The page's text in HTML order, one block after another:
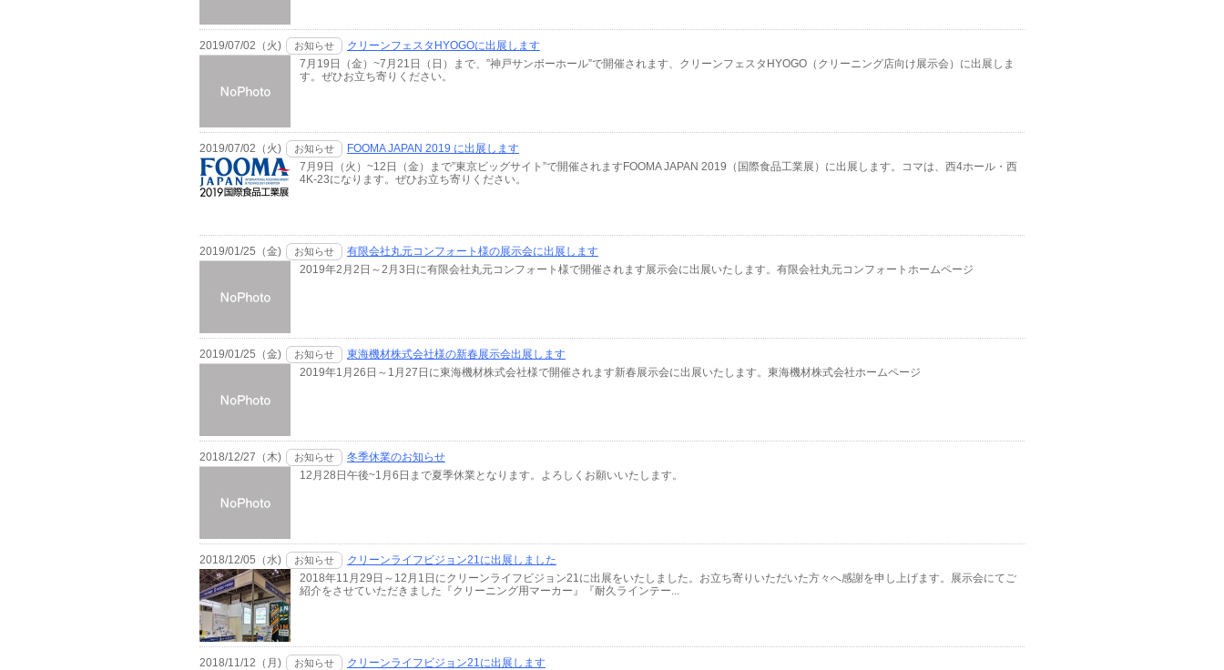
2019/07/02（火) お知らせ
クリーンフェスタHYOGOに出展します
7月19日（金）~7月21日（日）まで、”神戸サンボーホール”で開催されます、クリーンフェスタHYOGO（クリーニング店向け展示会）に出展しま
す。ぜひお立ち寄りください。
2019/07/02（火) お知らせ
FOOMA JAPAN 2019 に出展します
7月9日（火）~12日（金）まで”東京ビッグサイト”で開催されますFOOMA JAPAN 2019（国際食品工業展）に出展します。コマは、西4ホール・西
4K-23になります。ぜひお立ち寄りください。
2019/01/25（金) お知らせ
有限会社丸元コンフォート様の展示会に出展します
2019年2月2日～2月3日に有限会社丸元コンフォート様で開催されます展示会に出展いたします。有限会社丸元コンフォートホームページ
2019/01/25（金) お知らせ
東海機材株式会社様の新春展示会出展します
2019年1月26日～1月27日に東海機材株式会社様で開催されます新春展示会に出展いたします。東海機材株式会社ホームページ
2018/12/27（木) お知らせ
冬季休業のお知らせ
12月28日午後~1月6日まで夏季休業となります。よろしくお願いいたします。
2018/12/05（水) お知らせ
クリーンライフビジョン21に出展しました
2018年11月29日～12月1日にクリーンライフビジョン21に出展をいたしました。お立ち寄りいただいた方々へ感謝を申し上げます。展示会にてご
紹介をさせていただきました『クリーニング用マーカー』『耐久ラインテー...
2018/11/12（月) お知らせ
クリーンライフビジョン21に出展します